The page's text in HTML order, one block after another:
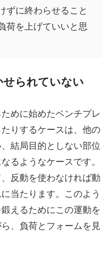
ずに終わらせること
荷を上げていいと思
せられていない
めに始めたベンチプレ
りするケースは、他の
結局目的としない部位
るようなケースです。
反動を使わなければ動
当たります。このよう
えるためにこの運動を
、負荷とフォームを見